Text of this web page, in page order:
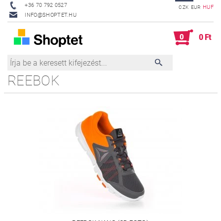
+36 70 792 0527
INFO@SHOPTET.HU
CZK EUR HUF
0 0 Ft
REEBOK